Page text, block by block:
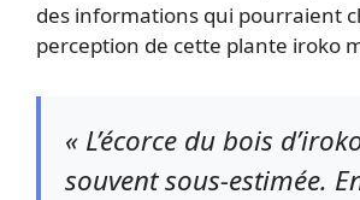
des informations qui pourraient
perception de cette plante iroko
« L’écorce du bois
souvent sous-estimée.